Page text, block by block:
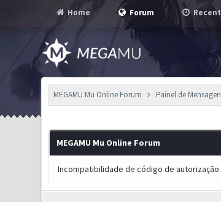
Home Forum
MEGAMU Mu Online Forum Painel de
MEGAMU Mu Online Forum
Incompatibilidade de código de